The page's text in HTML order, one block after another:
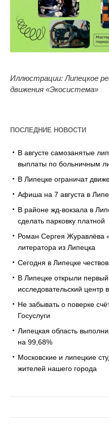
Иллюстрации: Липецкое
движения «Экосистема»
ПОСЛЕДНИЕ НОВОСТИ
В августе самозанятые
выплаты по больничным
В Липецке ограничат
Афиша на 7 августа в
В районе жд-вокзала в
сделать парковку платной
Роман Сергея Журавлёва
литератора из Липецка
Сегодня в Липецке
В Липецке открыли
исследовательский центр
Не забывать о поверке
Госуслуги
Липецкая область
на 99,68%
Московские и липецкие
жителей нашего города